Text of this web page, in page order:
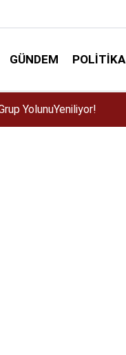
GÜNDEM POLITIKA